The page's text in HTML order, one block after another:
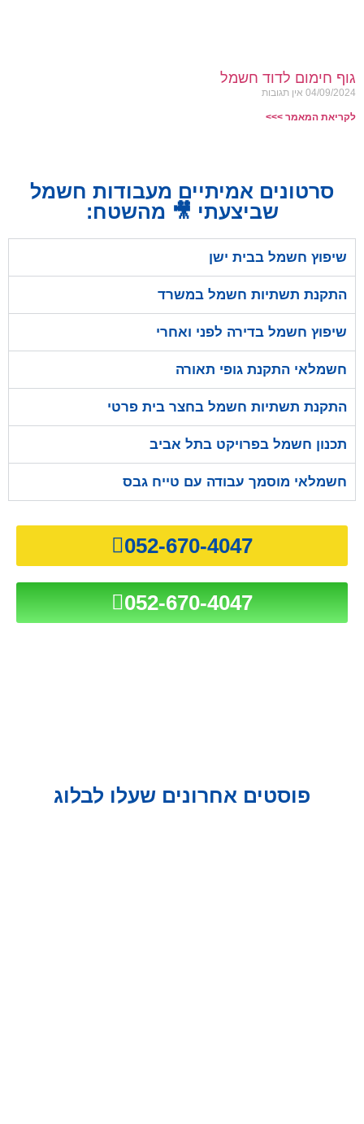
גוף חימום לדוד חשמל
04/09/2024 אין תגובות
לקריאת המאמר >>>
סרטונים אמיתיים מעבודות חשמל
שביצעתי 🎥 מהשטח:
שיפוץ חשמל בבית ישן
התקנת תשתיות חשמל במשרד
שיפוץ חשמל בדירה לפני ואחרי
חשמלאי התקנת גופי תאורה
התקנת תשתיות חשמל בחצר בית פרטי
תכנון חשמל בפרויקט בתל אביב
חשמלאי מוסמך עבודה עם טייח גבס
052-670-4047
052-670-4047
פוסטים אחרונים שעלו לבלוג